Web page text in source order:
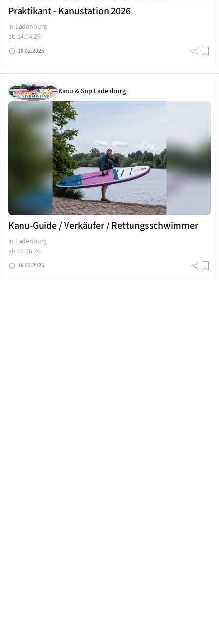
Praktikant - Kanustation 2026
in Ladenburg
ab 14.04.26
18.02.2025
Kanu & Sup Ladenburg
Kanu-Guide / Verkäufer / Rettungsschwimmer
in Ladenburg
ab 01.06.26
16.02.2025